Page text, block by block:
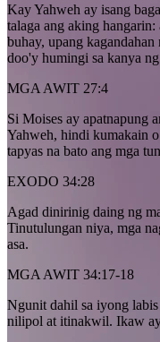
Kay Yahweh ay isang
talaga ang aking
buhay, upang
doo'y humingi sa kanya
MGA AWIT 27:4
Si Moises ay apatnapung
Yahweh, hindi kumakain
tapyas na bato ang mga
EXODO 34:28
Agad dinirinig daing ng
Tinutulungan niya, mga
asa.
MGA AWIT 34:17-18
Ngunit dahil sa iyong
nilipol at itinakwil. Ikaw